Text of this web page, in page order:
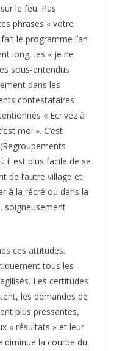
le feu. Pas
phrases « votre
le programme l’an
long, les « je ne
sous-entendus
dans les
contestataires
« Ecrivez à
moi ». C’est
il est plus facile de se
de l’autre village et
à la récré ou dans la
soigneusement
ces attitudes.
tous les
Les certitudes
les demandes de
plus pressantes,
« résultats » et leur
diminue la courbe du